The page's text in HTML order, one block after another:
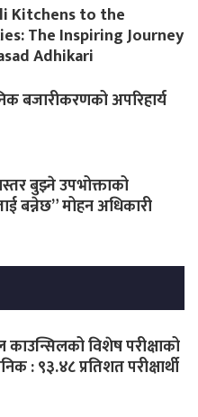
Kitchens to the
The Inspiring Journey
Adhikari
बजारीकरणको अपरिहार्य
बुझ्ने उपभोक्ताको
बन्नेछ” मोहन अधिकारी
विशेष परीक्षाको
: ९३.४८ प्रतिशत परीक्षार्थी